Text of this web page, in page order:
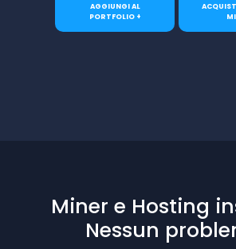
AGGIUNGI AL
PORTFOLIO +
Miner e Hosting
Nessun